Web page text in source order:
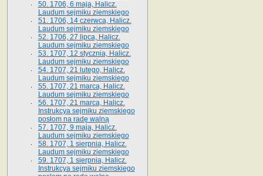
50. 1706, 6 maja, Halicz.
Laudum sejmiku ziemskiego
51. 1706, 14 czerwca, Halicz.
Laudum sejmiku ziemskiego
52. 1706, 27 lipca, Halicz.
Laudum sejmiku ziemskiego
53. 1707, 12 stycznia, Halicz.
Laudum sejmiku ziemskiego
54. 1707, 21 lutego, Halicz.
Laudum sejmiku ziemskiego
55. 1707, 21 marca, Halicz.
Laudum sejmiku ziemskiego
56. 1707, 21 marca, Halicz.
Instrukcya sejmiku ziemskiego
posłom na radę walną
57. 1707, 9 maja, Halicz.
Laudum sejmiku ziemskiego
58. 1707, 1 sierpnia, Halicz.
Laudum sejmiku ziemskiego
59. 1707, 1 sierpnia, Halicz.
Instrukcya sejmiku ziemskiego